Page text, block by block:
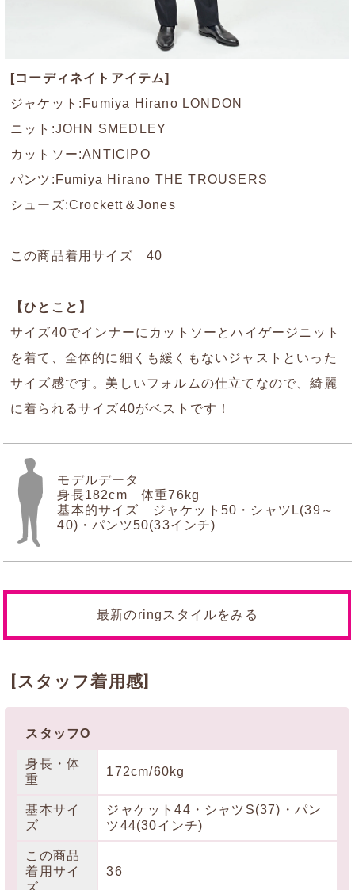
[コーディネイトアイテム]
ジャケット:Fumiya Hirano LONDON
ニット:JOHN SMEDLEY
カットソー:ANTICIPO
パンツ:Fumiya Hirano THE TROUSERS
シューズ:Crockett＆Jones
この商品着用サイズ 40
【ひとこと】
サイズ40でインナーにカットソーとハイゲージニット
を着て、全体的に細くも緩くもないジャストといった
サイズ感です。美しいフォルムの仕立てなので、綺麗
に着られるサイズ40がベストです！
モデルデータ
身長182cm 体重76kg
基本的サイズ ジャケット50・シャツL(39～
40)・パンツ50(33インチ)
最新のringスタイルをみる
[スタッフ着用感]
スタッフO
身長・体
重
172cm/60kg
基本サイ
ズ
ジャケット44・シャツS(37)・パン
ツ44(30インチ)
この商品
着用サイ
ズ
36